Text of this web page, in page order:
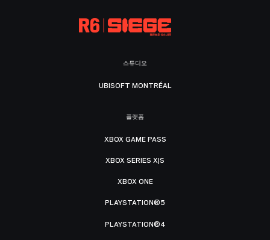
스튜디오
UBISOFT MONTRÉAL
플랫폼
XBOX GAME PASS
XBOX SERIES X|S
XBOX ONE
PLAYSTATION®5
PLAYSTATION®4